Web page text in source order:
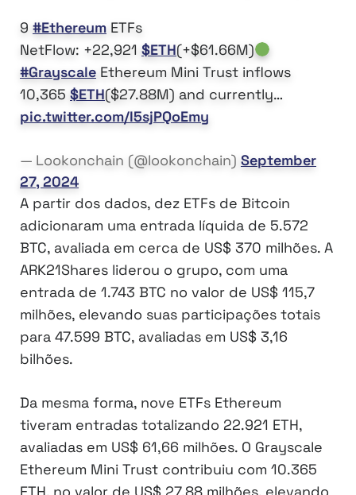
9 #Ethereum ETFs
NetFlow: +22,921 $ETH(+$61.66M)
#Grayscale Ethereum Mini Trust inflows
10,365 $ETH($27.88M) and currently…
pic.twitter.com/I5sjPQoEmy
— Lookonchain (@lookonchain) September
27, 2024
A partir dos dados, dez ETFs de Bitcoin
adicionaram uma entrada líquida de 5.572
BTC, avaliada em cerca de US$ 370 milhões. A
ARK21Shares liderou o grupo, com uma
entrada de 1.743 BTC no valor de US$ 115,7
milhões, elevando suas participações totais
para 47.599 BTC, avaliadas em US$ 3,16
bilhões.
Da mesma forma, nove ETFs Ethereum
tiveram entradas totalizando 22.921 ETH,
avaliadas em US$ 61,66 milhões. O Grayscale
Ethereum Mini Trust contribuiu com 10.365